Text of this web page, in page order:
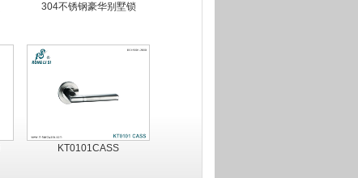
304不锈钢豪华别墅锁
KT0101CASS